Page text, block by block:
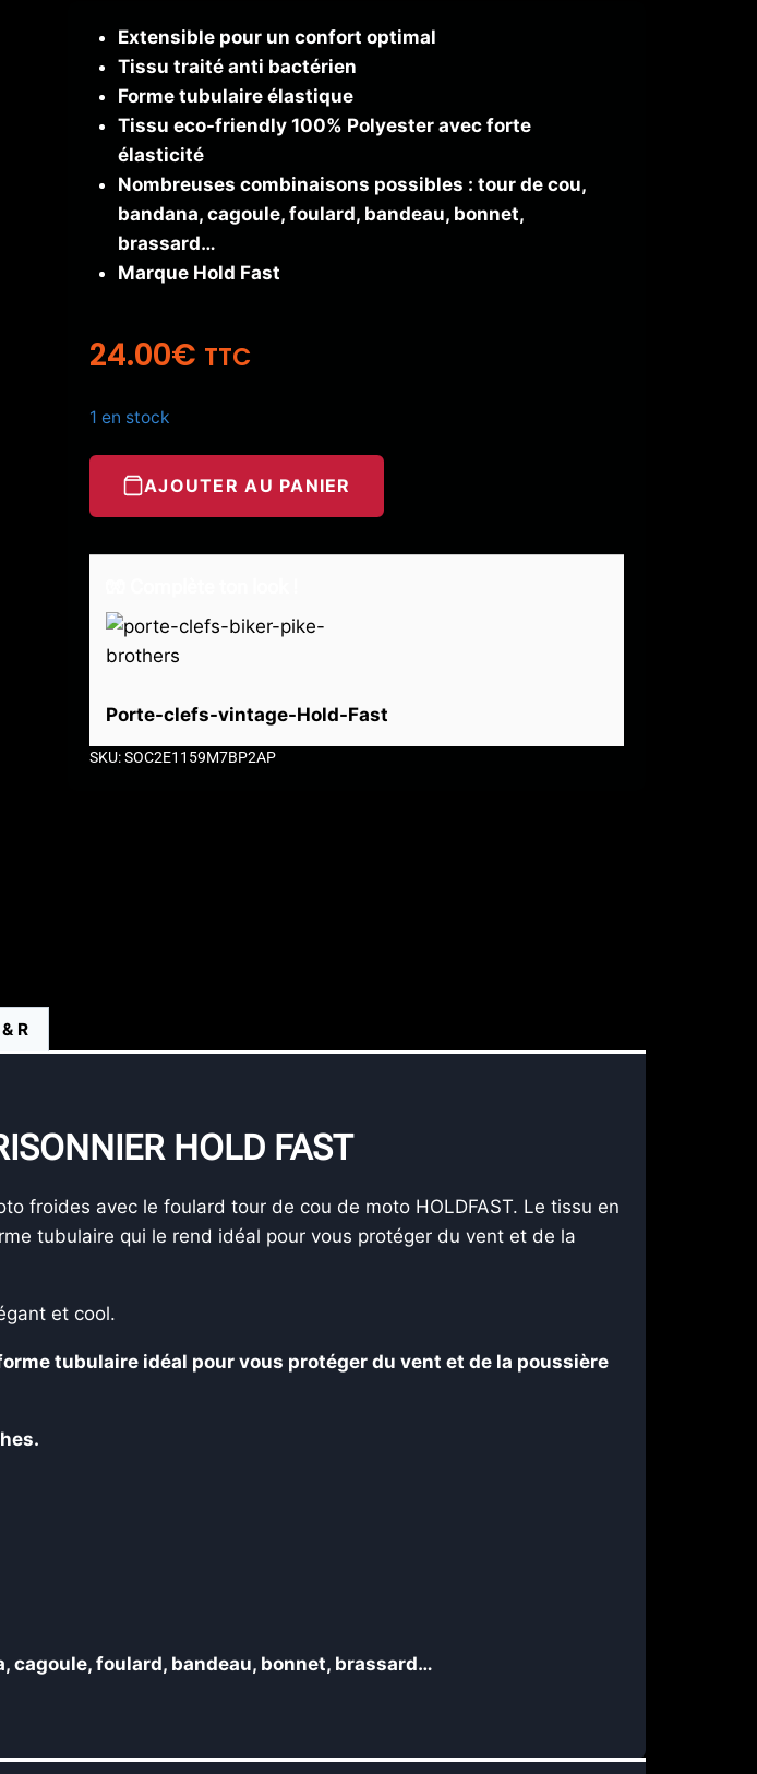
Extensible pour un confort optimal
Tissu traité anti bactérien
Forme tubulaire élastique
Tissu eco-friendly 100% Polyester avec forte
élasticité
Nombreuses combinaisons possibles : tour de cou,
bandana, cagoule, foulard, bandeau, bonnet,
brassard…
Marque Hold Fast
24.00€ TTC
1 en stock
AJOUTER AU PANIER
Porte-clefs-vintage-Hold-Fast
SKU: SOC2E1159M7BP2AP
R
HOLD FAST
froides avec le foulard tour de cou de moto HOLDFAST. Le tissu en
tubulaire qui le rend idéal pour vous protéger du vent et de la
et cool.
tubulaire idéal pour vous protéger du vent et de la poussière
cagoule, foulard, bandeau, bonnet, brassard…